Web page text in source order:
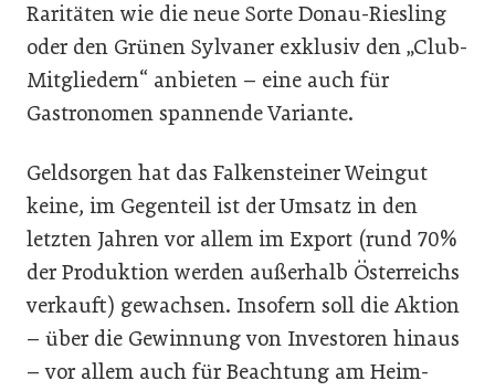
Raritäten wie die neue Sorte Donau-Riesling
oder den Grünen Sylvaner exklusiv den „Club-
Mitgliedern“ anbieten – eine auch für
Gastronomen spannende Variante.
Geldsorgen hat das Falkensteiner Weingut
keine, im Gegenteil ist der Umsatz in den
letzten Jahren vor allem im Export (rund 70%
der Produktion werden außerhalb Österreichs
verkauft) gewachsen. Insofern soll die Aktion
– über die Gewinnung von Investoren hinaus
– vor allem auch für Beachtung am Heim-